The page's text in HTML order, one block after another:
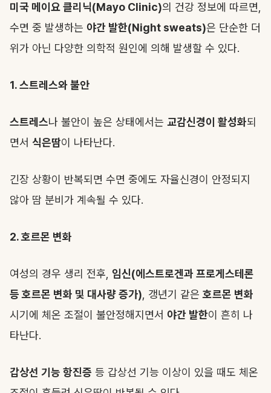
미국 메이요 클리닉(Mayo Clinic)의 건강 정보에 따르면,
수면 중 발생하는 야간 발한(Night sweats)은 단순한 더
위가 아닌 다양한 의학적 원인에 의해 발생할 수 있다.
1. 스트레스와 불안
스트레스나 불안이 높은 상태에서는 교감신경이 활성화되
면서 식은땀이 나타난다.
긴장 상황이 반복되면 수면 중에도 자율신경이 안정되지
않아 땀 분비가 계속될 수 있다.
2. 호르몬 변화
여성의 경우 생리 전후, 임신(에스트로겐과 프로게스테론
등 호르몬 변화 및 대사량 증가) , 갱년기 같은호르몬 변화
시기에 체온 조절이 불안정해지면서 야간 발한이 흔히 나
타난다.
갑상선 기능 항진증 등 갑상선 기능 이상이 있을 때도 체온